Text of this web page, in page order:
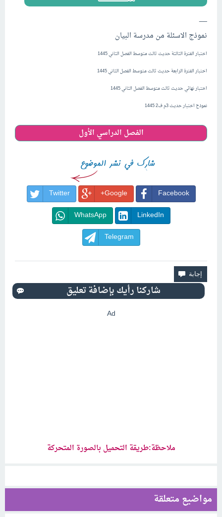
__
نموذج الاسئلة من مدرسة البيان
اختبار الفترة الثالثة حديث ثالث متوسط الفصل الثاني 1445
اختبار الفترة الرابعةحديثثالث متوسطالفصل الثاني 1445
اختبار نهائيحديثثالث متوسطالفصل الثاني 1445
نموذج اختبارحديث
الفصل الدراسي الأول
Facebook
Google+
Twitter
LinkedIn
WhatsApp
Telegram
Ad
ملاحظة:طريقة التحميل بالصورة المتحركة
مواضيع متعلقة